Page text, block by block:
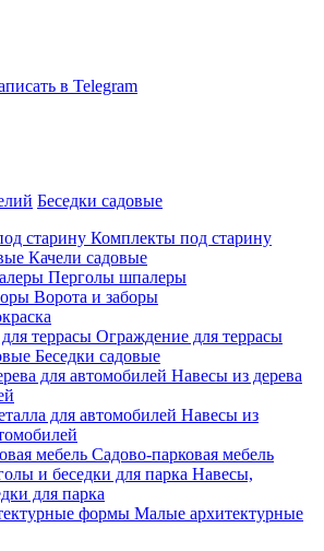
в Telegram
Беседки садовые
Комплекты под старину
Качели садовые
Перголы шпалеры
Ворота и заборы
Ограждение для террасы
Беседки садовые
Навесы из дерева
Навесы из
Садово-парковая мебель
Навесы,
для парка
Малые архитектурные